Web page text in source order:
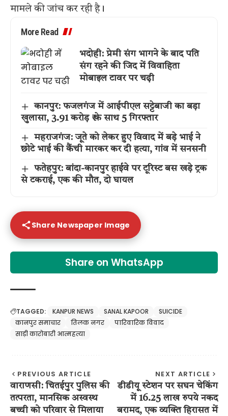
मामले की जांच कर रही है।
More Read
भदोही: प्रेमी संग भागने के बाद पति
संग रहने की जिद में विवाहिता
मोबाइल टावर पर चढ़ी
कानपुर: फजलगंज में आईपीएल सट्टेबाजी का बड़ा
खुलासा, 3.91 करोड़ ₹ के साथ 5 गिरफ्तार
महराजगंज: जूते को लेकर हुए विवाद में बड़े भाई ने
छोटे भाई की कैंची मारकर कर दी हत्या, गांव में सनसनी
फतेहपुर: बांदा-कानपुर हाईवे पर टूरिस्ट बस खड़े ट्रक
से टकराई, एक की मौत, दो घायल
Share Newspaper Image
Share on WhatsApp
TAGGED: KANPUR NEWS SANAL KAPOOR
SUICIDE
कानपुर समाचार
तिलक नगर
पारिवारिक विवाद
साड़ी कारोबारी आत्महत्या
PREVIOUS ARTICLE
वाराणसी: चितईपुर पुलिस की
तत्परता, मानसिक अस्वस्थ
बच्ची को परिवार से मिलाया
NEXT ARTICLE
डीडीयू स्टेशन पर सघन चेकिंग
में 16.25 लाख रुपये नकद
बरामद, एक व्यक्ति हिरासत में